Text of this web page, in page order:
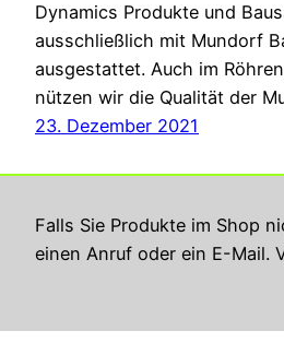
Falls Sie Produkte im Shop
einen Anruf oder ein E-Mail.
Dynamics Produkte und
ausschließlich mit Mundorf
ausgestattet. Auch im
nützen wir die Qualität der
23. Dezember 2021
Georg Rupperts Hifi Studio